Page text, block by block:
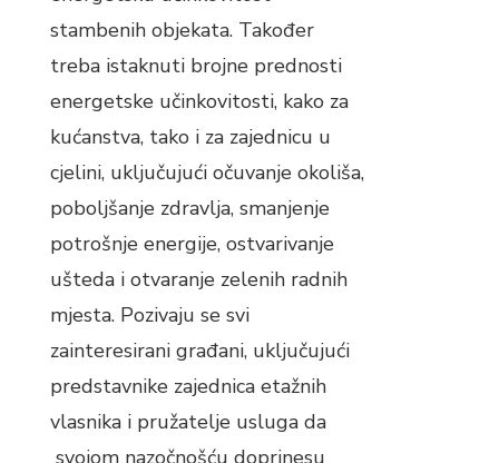
stambenih objekata. Također
treba istaknuti brojne prednosti
energetske učinkovitosti, kako za
kućanstva, tako i za zajednicu u
cjelini, uključujući očuvanje okoliša,
poboljšanje zdravlja, smanjenje
potrošnje energije, ostvarivanje
ušteda i otvaranje zelenih radnih
mjesta. Pozivaju se svi
zainteresirani građani, uključujući
predstavnike zajednica etažnih
vlasnika i pružatelje usluga da